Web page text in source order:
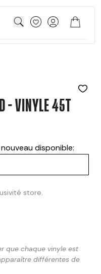
Panier
- VINYLE 45T
disponible:
store.
que chaque vinyle est
différentes de